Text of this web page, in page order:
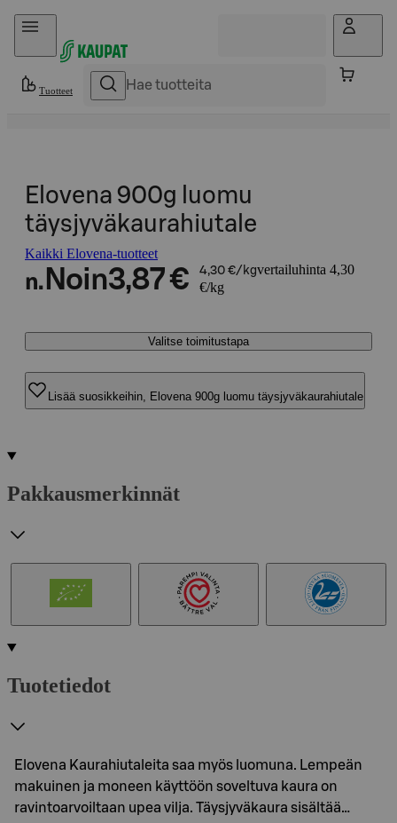
Hyppää sisältöön
Tuotteet
Elovena 900g luomu
täysjyväkaurahiutale
Kaikki Elovena-tuotteet
n. Noin3,87 € 4,30 €/kgvertailuhinta 4,30
€/kg
Valitse toimitustapa
Lisää suosikkeihin, Elovena 900g luomu täysjyväkaurahiutale
Pakkausmerkinnät
Tuotetiedot
Elovena Kaurahiutaleita saa myös luomuna. Lempeän
makuinen ja moneen käyttöön soveltuva kaura on
ravintoarvoiltaan upea vilja. Täysjyväkaura sisältää…